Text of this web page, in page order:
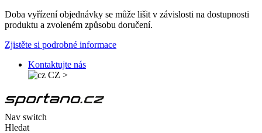
Doba vyřízení objednávky se může lišit v závislosti na dostupnosti
produktu a zvoleném způsobu doručení.
Zjistěte si podrobné informace
Kontaktujte nás
CZ >
Nav switch
Hledat